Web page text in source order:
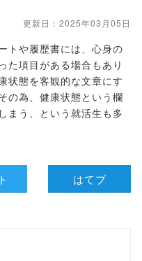
更新日：2025年03月05日
トや履歴書には、心身の
た項目がある場合もあり
状態を客観的な文章にす
の為、健康状態という欄
まう、という就活生も多
はてブ